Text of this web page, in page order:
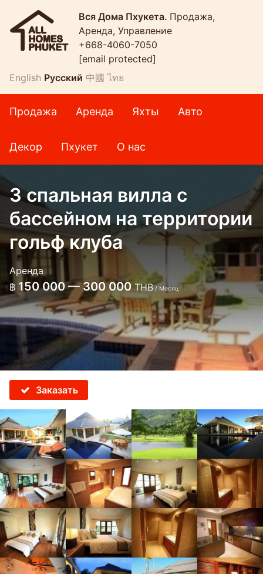
Вся Дома Пхукета. Продажа,
Аренда, Управление
+668-4060-7050
[email protected]
English Русский 中國 ไทย
Продажа Аренда Яхты Авто
Декор Пхукет О нас
3 спальная вилла с
бассейном на территории
гольф клуба
Аренда
฿ 150 000 — 300 000THB/ Месяц
Заказать